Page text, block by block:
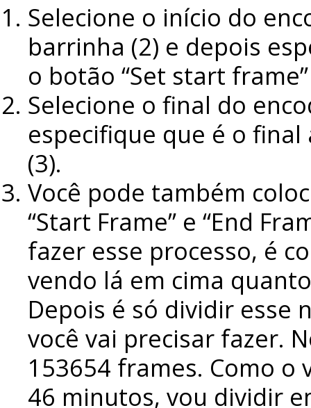
Selecione o início do
barrinha (2) e depois
o botão “Set start
Selecione o final do
especifique que é o
(3).
Você pode também
“Start Frame” e “End
fazer esse processo, é
vendo lá em cima
Depois é só dividir esse
você vai precisar fazer.
153654 frames. Como
46 minutos, vou dividir